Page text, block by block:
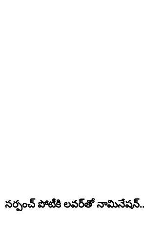
సర్పంచ్ పోటీకి లవర్‌తో నామినేషన్..